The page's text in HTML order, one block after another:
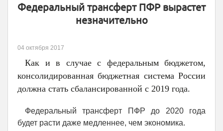
Федеральный трансферт ПФР вырастет
незначительно
04 октября 2017
Как и в случае с федеральным бюджетом,
консолидированная бюджетная система России
должна стать сбалансированной с 2019 года.
Федеральный трансферт ПФР до 2020 года
будет расти даже медленнее, чем экономика.